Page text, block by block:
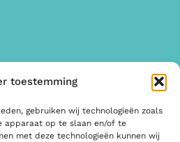
toestemming
gebruiken wij technologieën zoals
apparaat op te slaan en/of te
met deze technologieën kunnen wij